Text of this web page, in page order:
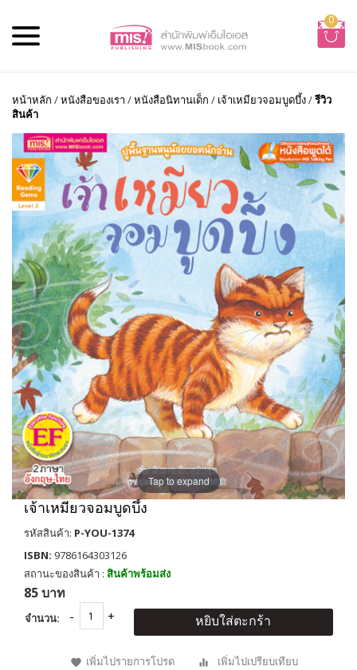
0
หน้าหลัก /หนังสือของเรา /หนังสือนิทานเด็ก / เจ้าเหมียวจอมบูดบึ้ง/รีวิว
สินค้า
Tap to expand
เจ้าเหมียวจอมบูดบึ้ง
รหัสสินค้า: P-YOU-1374
ISBN: 9786164303126
สถานะของสินค้า : สินค้าพร้อมส่ง
85 บาท
จำนวน: หยิบใส่ตะกร้า
เพิ่มไปรายการโปรด เพิ่มไปเปรียบเทียบ